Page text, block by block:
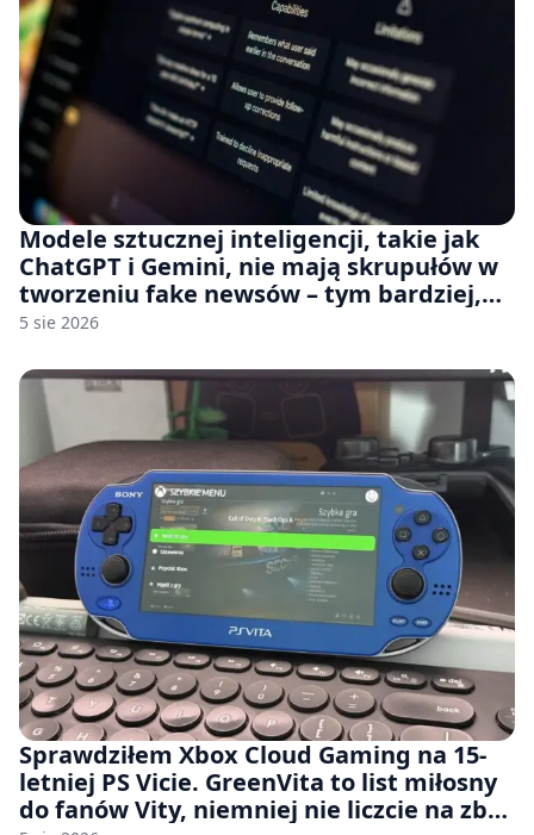
Modele sztucznej inteligencji, takie jak
ChatGPT i Gemini, nie mają skrupułów w
tworzeniu fake newsów – tym bardziej,
jeśli rozmawiasz z nimi po polsku
5 sie 2026
Sprawdziłem Xbox Cloud Gaming na 15-
letniej PS Vicie. GreenVita to list miłosny
do fanów Vity, niemniej nie liczcie na zbyt